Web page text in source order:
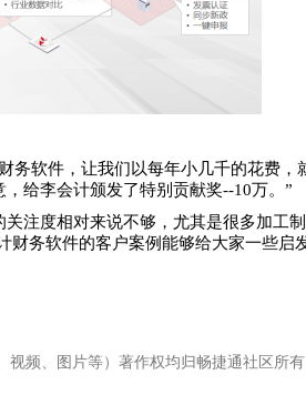
务软件，让我们以每年小几千的花费，
给李会计颁发了特别贡献奖--10万。”
注度相对来说不够，尤其是很多加工
财务软件的客户案例能够给大家一些启
频、图片等）著作权均归畅捷通社区所